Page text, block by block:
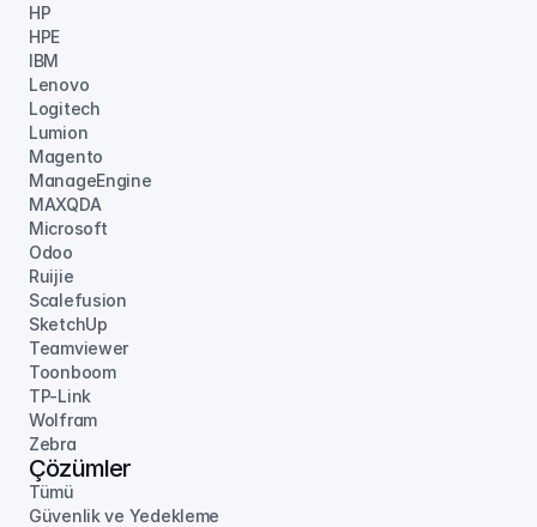
HP
HPE
IBM
Lenovo
Logitech
Lumion
Magento
ManageEngine
MAXQDA
Microsoft
Odoo
Ruijie
Scalefusion
SketchUp
Teamviewer
Toonboom
TP-Link
Wolfram
Zebra
Çözümler
Tümü
Güvenlik ve Yedekleme